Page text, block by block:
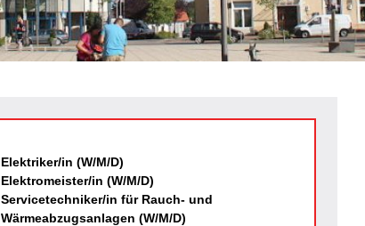
Elektriker/in (W/M/D)
Elektromeister/in (W/M/D)
Servicetechniker/in für Rauch- und
Wärmeabzugsanlagen (W/M/D)